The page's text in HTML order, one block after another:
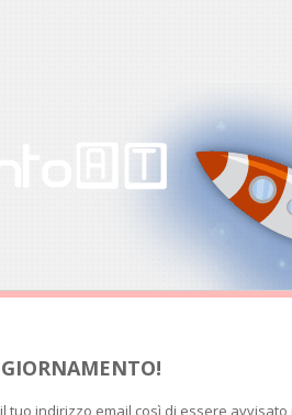
tuo indirizzo email così di essere